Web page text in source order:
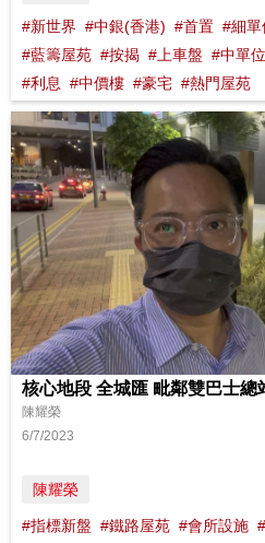
#新世界 #中銀(香港) #首置 #細單
#藍籌屋苑 #按揭 #上車盤 #中單位
#利息
#中價樓 #豪宅 #熱門屋苑
核心地段 全城匯 毗鄰雙巴士總
陳耀榮
6/7/2023
陳耀榮
#指標新盤 #鐵路屋苑 #會所設施